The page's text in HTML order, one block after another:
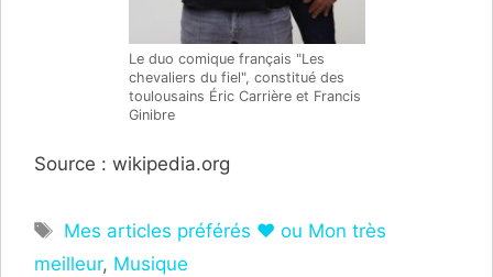
Le duo comique français "Les
chevaliers du fiel", constitué des
toulousains Éric Carrière et Francis
Ginibre
Source : wikipedia.org
Étiquettes
Mes articles préférés ❤ ou Mon très
meilleur, Musique